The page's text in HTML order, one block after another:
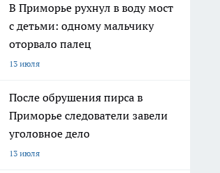
В Приморье рухнул в воду мост
с детьми: одному мальчику
оторвало палец
13 июля
После обрушения пирса в
Приморье следователи завели
уголовное дело
13 июля